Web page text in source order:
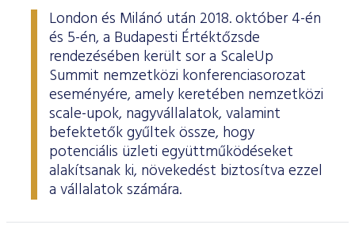
London és Milánó után 2018. október 4-én
és 5-én, a Budapesti Értéktőzsde
rendezésében került sor a ScaleUp
Summit nemzetközi konferenciasorozat
eseményére, amely keretében nemzetközi
scale-upok, nagyvállalatok, valamint
befektetők gyűltek össze, hogy
potenciális üzleti együttműködéseket
alakítsanak ki, növekedést biztosítva ezzel
a vállalatok számára.